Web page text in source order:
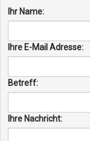
Ihr Name:
Ihre E-Mail Adresse:
Betreff:
Ihre Nachricht: